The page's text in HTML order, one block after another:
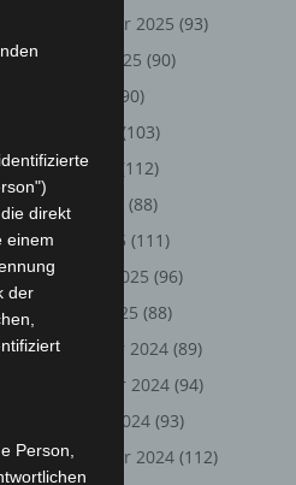
September 2025 (93)
August 2025 (90)
(90)
(103)
Mai 2025
(112)
April 2025
(88)
März 2025 (111)
Februar 2025 (96)
Januar 2025 (88)
Dezember 2024 (89)
November 2024 (94)
Oktober 2024 (93)
September 2024 (112)
direkt
einem
der
Person,